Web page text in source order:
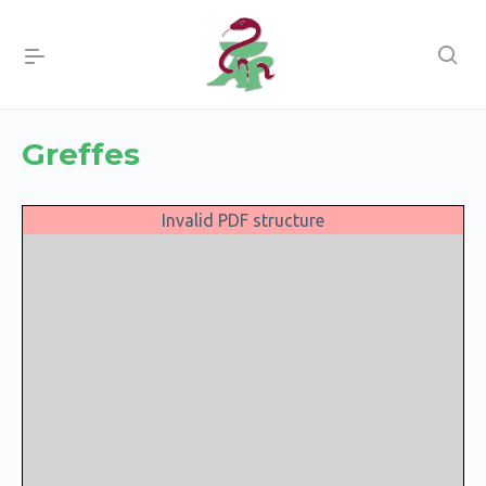
Greffes
Invalid PDF structure